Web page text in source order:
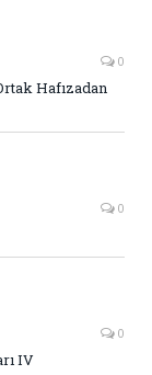
0
Hafızadan
0
0
IV